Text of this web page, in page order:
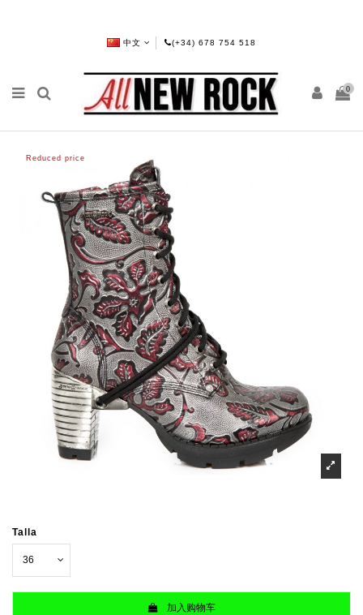
中文 (+34) 678 754 518
0
Reduced price
Talla
加入购物车